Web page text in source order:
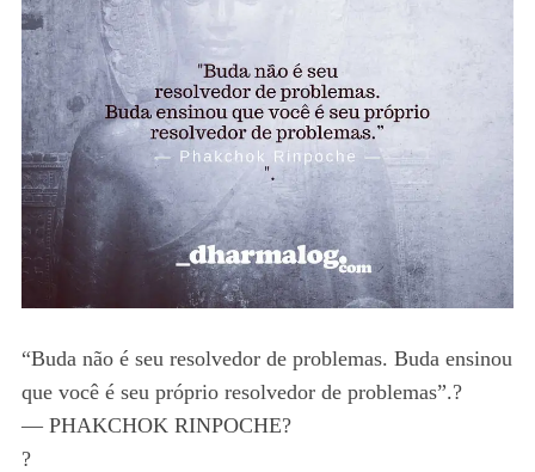
“Buda não é seu resolvedor de problemas. Buda ensinou
que você é seu próprio resolvedor de problemas”.?
— PHAKCHOK RINPOCHE?
?